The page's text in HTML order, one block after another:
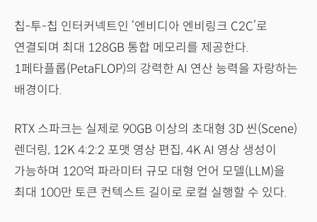
칩-투-칩 인터커넥트인 ‘엔비디아 엔비링크 C2C’로
연결되며 최대 128GB 통합 메모리를 제공한다.
1페타플롭(PetaFLOP)의 강력한 AI 연산 능력을 자랑하는
배경이다.
RTX 스파크는 실제로 90GB 이상의 초대형 3D 씬(Scene)
렌더링, 12K 4:2:2 포맷 영상 편집, 4K AI 영상 생성이
가능하며 120억 파라미터 규모 대형 언어 모델(LLM)을
최대 100만 토큰 컨텍스트 길이로 로컬 실행할 수 있다.